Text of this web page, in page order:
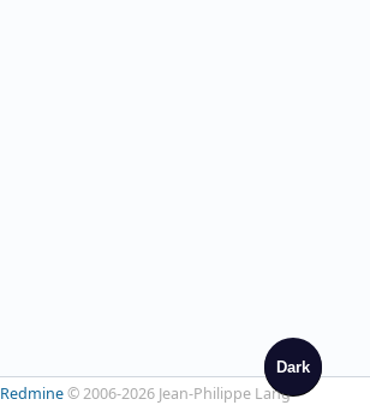
Dark
Redmine© 2006-2026 Jean-Philippe Lang